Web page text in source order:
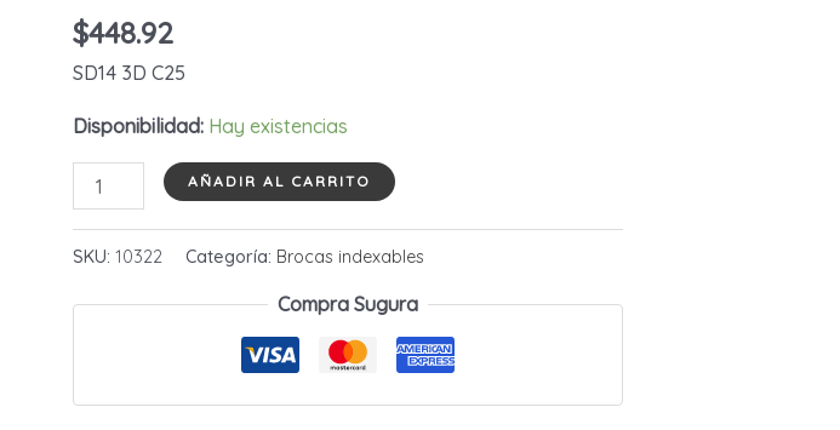
$448.92
SD14 3D C25
Disponibilidad: Hay existencias
Broca
Indexable
14mm
42mm
AÑADIR AL CARRITO
SKU:10322 Categoría: Brocas indexables
Compra Sugura